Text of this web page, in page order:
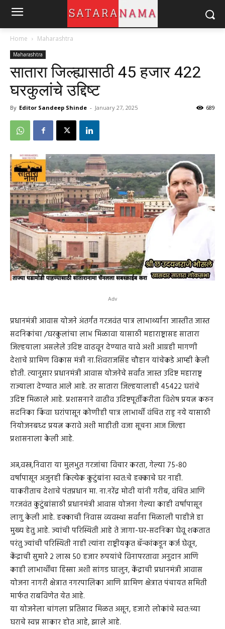
Home Maharashtra
Maharashtra
सातारा जिल्ह्यासाठी 45 हजार 422
घरकुलांचे उद्दिष्ट
By Editor Sandeep Shinde - January 27, 2025 689
Adv
प्रधानमंत्री आवास योजने अंतर्गंत गरजवंत पात्र लाभार्थ्यांना जास्तीत जास्त
सदनिकांचा /घरकुलांचा लाभ मिळावा यासाठी महाराष्ट्रासह सातारा
जिल्हयाला असलेले उदिष्ट वाढवून देण्यात यावे अशी आग्रही मागणी
देशाचे ग्रामिण विकास मंत्री ना.शिवराजसिंह चौहान यांचेकडे आम्ही केली
होती. त्यानुसार प्रधानमंत्री आवास योजनेचे सर्वांत जास्त उदिष्ट महाराष्ट्र
राज्याला देण्यात आले आहे. तर सातारा जिल्हयालाही 45422 घरांचे
उदिष्ट मिळाले आहे. प्रशासनाने वाढीव उदिष्टपूर्तीकरीता विशेष प्रयत्न करुन
सदनिका किंवा घरांपासून कोणीही पात्र लाभार्थी वंचित राहु नये यासाठी
नियोजनबध्द प्रयत्न करावे अशी माहीती वजा सूचना आज जिल्हा
प्रशासनाला केली आहे.
अन्न,वस्त्र,निवारा या मुलभुत गरजांचा विचार करता, गेल्या 75-80
वर्षापासून अजुनही कित्येक कुटुंबांना स्वत:चे हक्काचे घर नाही.
याकरीताच देशाचे पंतप्रधान मा. ना.नरेंद्र मोदी यांनी गरीब, वंचित आणि
गरजवंत कुटुंबांसाठी प्रधानमंत्री आवास योजना गेल्या काही वर्षापासून
लागु केली आहे. हक्काची निवास व्यवस्था सर्वांना मिळाली पाहीजे हा
मुख्य हेतु आहे. ज्यांची परिस्थिती आहे ते जागा-घर-सदनिका घेवू शकतात
परंतु ज्यांची परिस्थिती नाही त्यांना राष्ट्रीयकृत बॅन्कांकडून कर्ज घेवून,
केंद्राची सुमारे 2 लाख 50 हजार रुपयांचे विनापरतावा अनुदान आणि
काही लाभार्थींचा हिस्सा अशी सांगड घालुन, केंद्राची प्रधानमंत्री आवास
योजना नागरी क्षेत्रात नगरपालिका आणि ग्रामिण क्षेत्रात पंचायत समिती
मार्फत राबविणेत येत आहे.
या योजनेला चांगला प्रतिसाद मिळत असून, हजारो लोकांचे स्वत:च्या
घराचे स्वप्न साकार होत आहे, झाले आहे.